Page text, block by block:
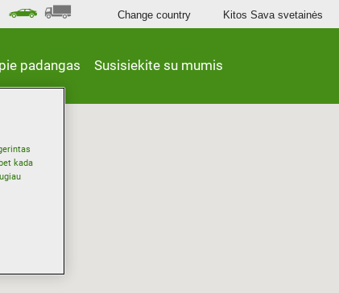
padangas Susisiekite su mumis
Change country Kitos Sava svetainės
kada